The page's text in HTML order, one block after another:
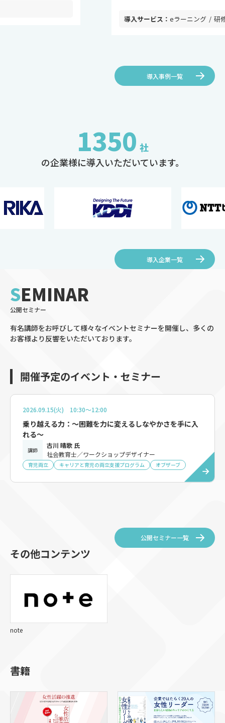
研修・講演・セミナー
導入事例一覧
1350 社
の企業様に導入いただいています。
導入企業一覧
SEMINAR
公開セミナー
有名講師をお呼びして様々なイベントセミナーを開催し、多くの
お客様より反響をいただいております。
開催予定のイベント・セミナー
2026.09.15(火) 10:30～12:00
乗り越える力：～困難を力に変えるしなやかさを手に入
れる～
講師
古川 晴歌 氏
社会教育士／ワークショップデザイナー
育児両立 キャリアと育児の両立支援プログラム オブザーブ
公開セミナー一覧
その他コンテンツ
note
書籍